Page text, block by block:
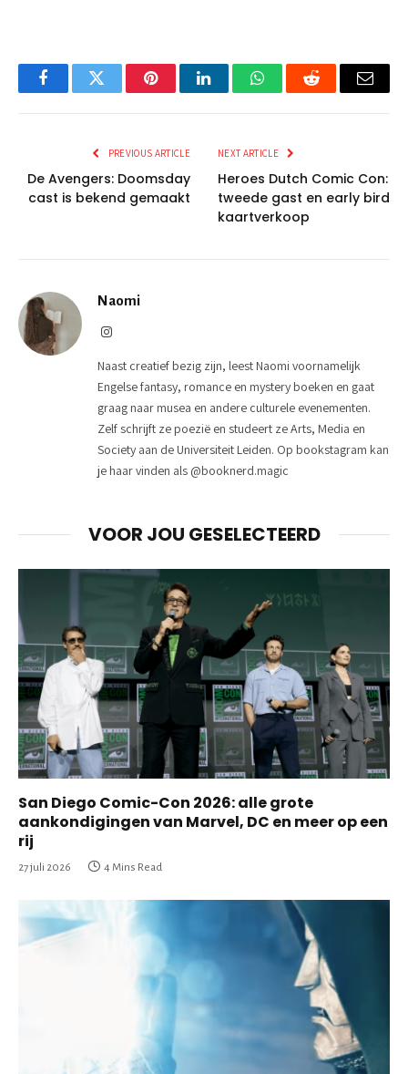
FacebookTwitter PinterestLinkedInWhatsAppReddit Email
PREVIOUS ARTICLE
De Avengers: Doomsday
cast is bekend gemaakt
NEXT ARTICLE
Heroes Dutch Comic Con:
tweede gast en early bird
kaartverkoop
Naomi
Instagram
Naast creatief bezig zijn, leest Naomi voornamelijk
Engelse fantasy, romance en mystery boeken en gaat
graag naar musea en andere culturele evenementen.
Zelf schrijft ze poezië en studeert ze Arts, Media en
Society aan de Universiteit Leiden. Op bookstagram kan
je haar vinden als @booknerd.magic
VOOR JOU GESELECTEERD
San Diego Comic-Con 2026: alle grote
aankondigingen van Marvel, DC en meer op een
rij
27 juli 2026 4 Mins Read